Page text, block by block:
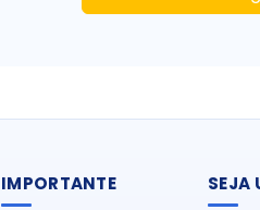
IMPORTANTE SEJA